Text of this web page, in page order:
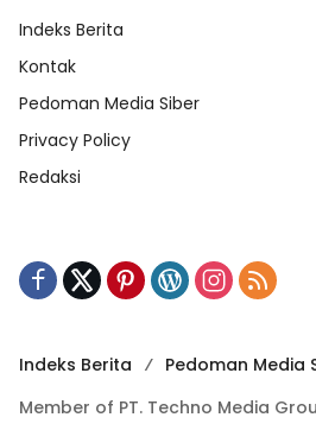
Indeks Berita
Kontak
Pedoman Media Siber
Privacy Policy
Redaksi
Indeks Berita
Pedoman Media
Member of PT. Techno Media